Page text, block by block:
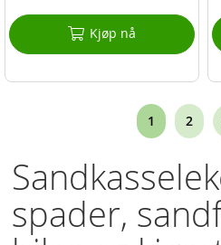
Kjøp nå
You're
reading
1 Page
2
spader,